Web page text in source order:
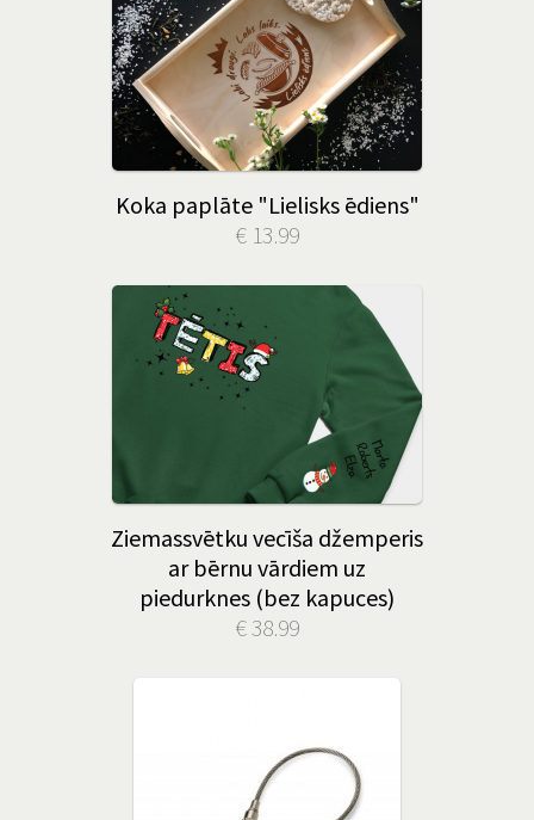
Koka paplāte "Lielisks ēdiens"
€ 13.99
Ziemassvētku vecīša džemperis
ar bērnu vārdiem uz
piedurknes (bez kapuces)
€ 38.99